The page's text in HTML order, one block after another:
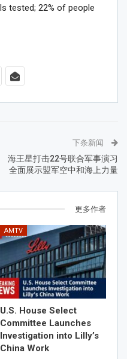
tested; 22% of people
下条新闻
海王星打击22号联合军事演习
全面展示盟军空中和海上力量
更多作者
AMTV
U.S. House Select
Committee Launches
Investigation into Lilly’s
China Work